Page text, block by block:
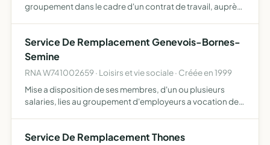
groupement dans le cadre d'un contrat de travail, auprès
Service De Remplacement Genevois-Bornes-
Semine
RNA W741002659 · Loisirs et vie sociale · Créée en 1999
Mise a disposition de ses membres, d'un ou plusieurs
salaries, lies au groupement d'employeurs a vocation de
Service De Remplacement Thones